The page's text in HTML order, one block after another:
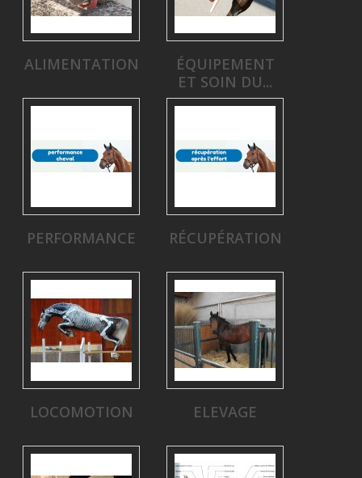
ALIMENTATION
ÉQUIPEMENT
ET SOIN DU...
PERFORMANCE RÉCUPÉRATION
LOCOMOTION ELEVAGE